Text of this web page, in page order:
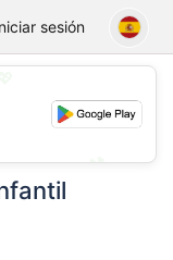
sesión
💕